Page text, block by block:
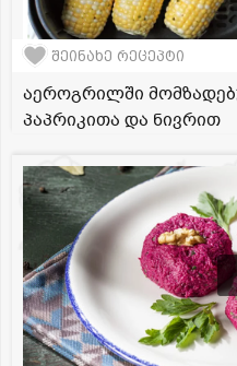
შეინახე რეცეპტი
აეროგრილში
პაპრიკითა და ნივრით